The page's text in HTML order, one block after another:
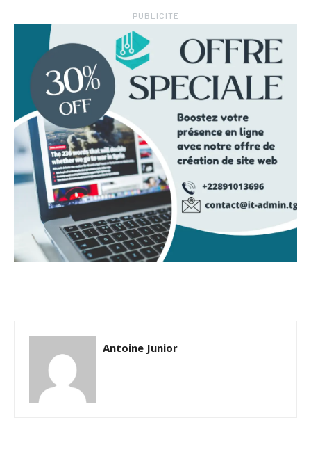
― PUBLICITE ―
Antoine Junior